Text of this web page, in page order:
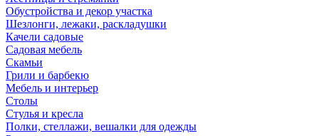
Обустройства и декор участка
Шезлонги, лежаки, раскладушки
Качели садовые
Садовая мебель
Скамьи
Грили и барбекю
Мебель и интерьер
Столы
Стулья и кресла
Полки, стеллажи, вешалки для одежды